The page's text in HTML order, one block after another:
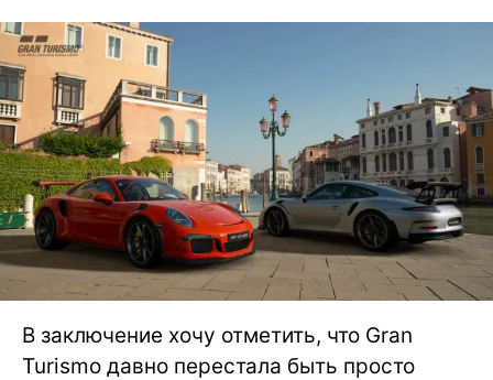
В заключение хочу отметить, что Gran
Turismo давно перестала быть просто